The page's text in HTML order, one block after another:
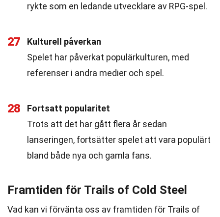
rykte som en ledande utvecklare av RPG-spel.
27
Kulturell påverkan
Spelet har påverkat populärkulturen, med
referenser i andra medier och spel.
28
Fortsatt popularitet
Trots att det har gått flera år sedan
lanseringen, fortsätter spelet att vara populärt
bland både nya och gamla fans.
Framtiden för Trails of Cold Steel
Vad kan vi förvänta oss av framtiden för Trails of